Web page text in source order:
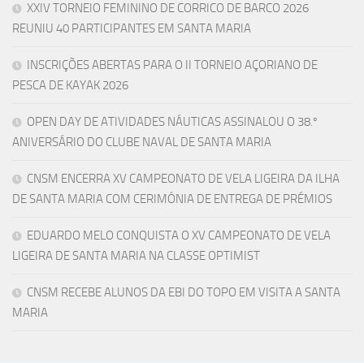
XXIV TORNEIO FEMININO DE CORRICO DE BARCO 2026
REUNIU 40 PARTICIPANTES EM SANTA MARIA
INSCRIÇÕES ABERTAS PARA O II TORNEIO AÇORIANO DE
PESCA DE KAYAK 2026
OPEN DAY DE ATIVIDADES NÁUTICAS ASSINALOU O 38.º
ANIVERSÁRIO DO CLUBE NAVAL DE SANTA MARIA
CNSM ENCERRA XV CAMPEONATO DE VELA LIGEIRA DA ILHA
DE SANTA MARIA COM CERIMÓNIA DE ENTREGA DE PRÉMIOS
EDUARDO MELO CONQUISTA O XV CAMPEONATO DE VELA
LIGEIRA DE SANTA MARIA NA CLASSE OPTIMIST
CNSM RECEBE ALUNOS DA EBI DO TOPO EM VISITA A SANTA
MARIA